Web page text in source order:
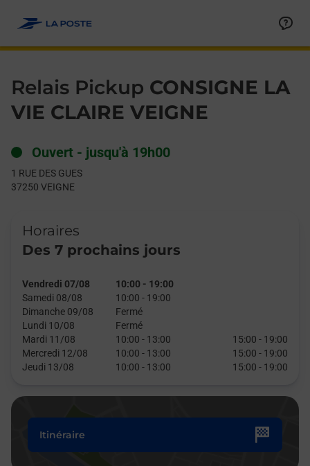
Relais Pickup CONSIGNE LA
VIE CLAIRE VEIGNE
Ouvert - jusqu'à 19h00
1 RUE DES GUES
37250 VEIGNE
Horaires
Des 7 prochains jours
Vendredi 07/08 10:00 - 19:00
Samedi 08/08
10:00 - 19:00
Dimanche 09/08
Fermé
Lundi 10/08
Fermé
Mardi 11/08
10:00 - 13:00 15:00 - 19:00
Mercredi 12/08
10:00 - 13:00 15:00 - 19:00
Jeudi 13/08
10:00 - 13:00 15:00 - 19:00
Itinéraire